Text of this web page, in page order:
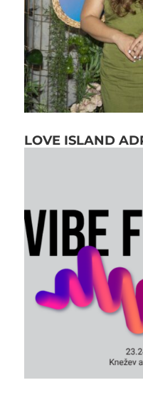
LOVE ISLAND